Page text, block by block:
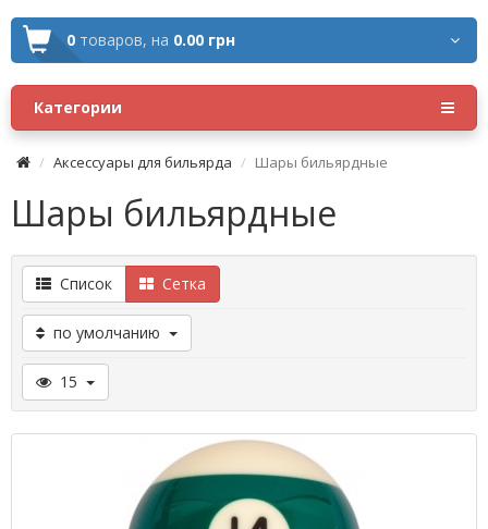
0 товаров, на 0.00 грн
Категории
Аксессуары для бильярда Шары бильярдные
Шары бильярдные
Список Сетка
по умолчанию
15